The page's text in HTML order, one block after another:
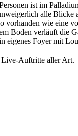
ist im
alle Blicke
vorhanden wie eine
Boden verläuft die
eigenes Foyer mit
Auftritte aller Art.